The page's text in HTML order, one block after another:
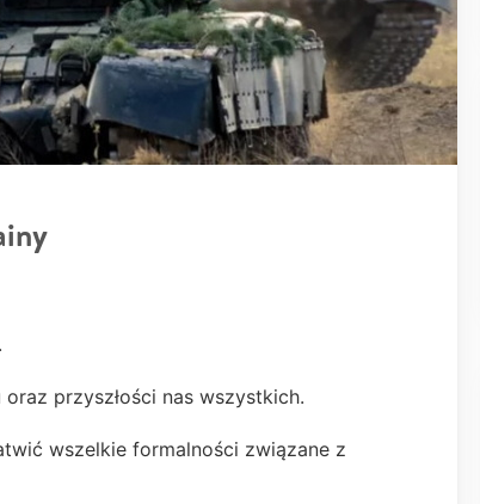
.
przyszłości nas wszystkich.
wszelkie formalności związane z